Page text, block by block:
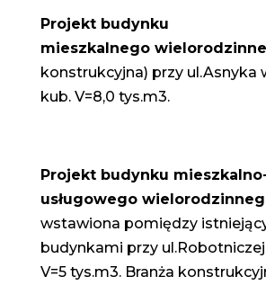
Projekt budynku
mieszkalnego
konstrukcyjna) przy ul.Asnyka
kub. V=8,0 tys.m3.
Projekt budynku
usługowego
wstawiona pomiędzy
budynkami przy
V=5 tys.m3. Branża